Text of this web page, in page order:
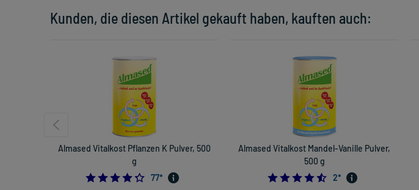
Kunden, die diesen Artikel gekauft haben, kauften auch:
Almased Vitalkost Pflanzen K Pulver, 500
g
4.324675324675325
77*
Almased Vitalkost Mandel-Vanille Pulver,
500 g
4.5
2*